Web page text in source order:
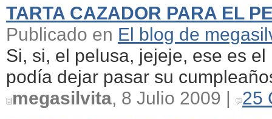
TARTA CAZADOR PARA EL
Publicado en El blog de
Si, si, el pelusa, jejeje, ese es
podía dejar pasar su
megasilvita, 8 Julio 2009 |
25